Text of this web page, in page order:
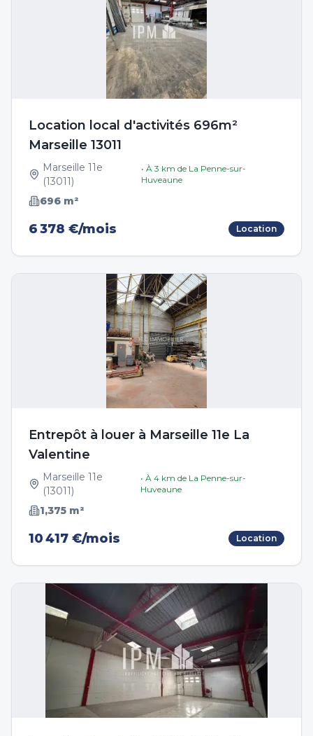
Location local d'activités 696m²
Marseille 13011
Marseille 11e
(13011)
• À 3 km de La Penne-sur-
Huveaune
696 m²
6 378 €/mois Location
Entrepôt à louer à Marseille 11e La
Valentine
Marseille 11e
(13011)
• À4 km de La Penne-sur-
Huveaune
1,375 m²
10 417 €/mois Location